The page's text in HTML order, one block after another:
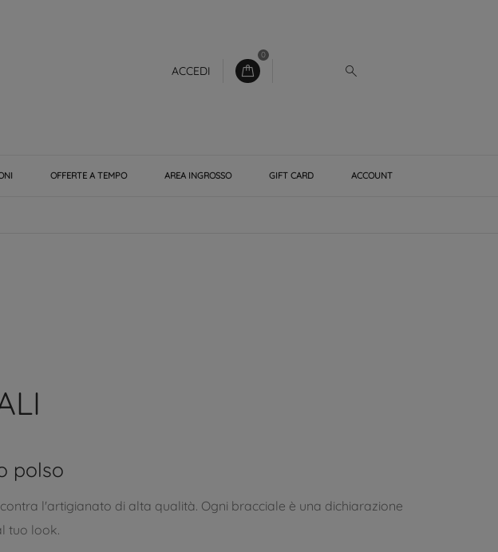
ACCEDI
0
OFFERTE A TEMPO AREA INGROSSO GIFT CARD ACCOUNT
polso
l'artigianato di alta qualità. Ogni bracciale è una dichiarazione
tuo look.